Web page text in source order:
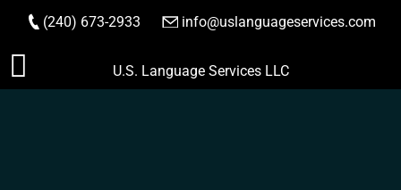
Saltar
(240) 673-2933 info@uslanguageservices.com
HACER PEDIDO
U.S. Language Services LLC